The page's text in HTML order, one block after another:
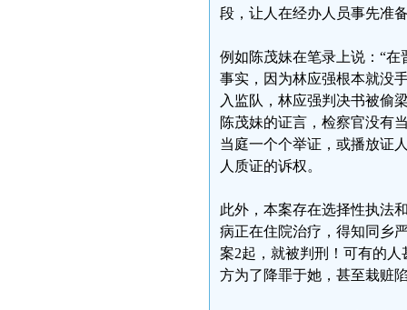
段，让人在经办人员事先准
例如陈茂妹在笔录上说：“
事实，因为林应强根本就没
入监队，林应强判决书被偷
陈茂妹的证言，检察官没有
当庭一个个举证，或播放证
人质证的诉权。
此外，本案存在选择性执法
病正在住院治疗，得知同乡
案2起，就被判刑！可有的
方为了降罪于她，甚至栽赃